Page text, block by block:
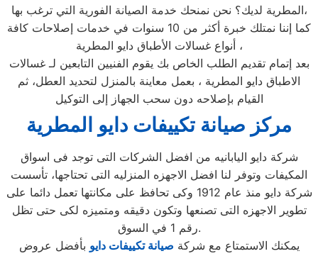
المطرية لديك؟ نحن نمنحك خدمة الصيانة الفورية التي ترغب بها،
كما إننا نمتلك خبرة أكثر من 10 سنوات في خدمات إصلاحات كافة
أنواع غسالات الأطباق دايو المطرية ،
بعد إتمام تقديم الطلب الخاص بك يقوم الفنيين التابعين لـ غسالات
الاطباق دايو المطرية ، بعمل معاينة بالمنزل لتحديد العطل، ثم
القيام بإصلاحه دون سحب الجهاز إلى التوكيل
مركز صيانة تكييفات دايو المطرية
شركة دايو اليابانيه من افضل الشركات التى توجد فى اسواق
المكيفات وتوفر لنا افضل الاجهزه المنزليه التى تحتاجها، تأسست
شركة دايو منذ عام 1912 وكى تحافظ على مكانتها تعمل دائما على
تطوير الاجهزه التى تصنعها وتكون دقيقه ومتميزه لكى حتى تظل
رقم 1 في السوق.
يمكنك الاستمتاع مع شركة صيانة تكييفات دايو بأفضل عروض